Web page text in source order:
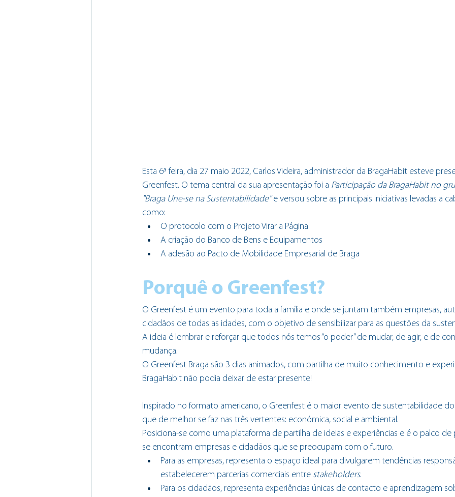
Esta 6ª feira, dia 27 maio 2022, Carlos Videira, administrador da BragaHabit esteve
Greenfest. O tema central da sua apresentação foi a Participação da BragaHabit no
"Braga Une-se na Sustentabilidade" e versou sobre as principais iniciativas levadas a
como:
O protocolo com o Projeto Virar a Página
A criação do Banco de Bens e Equipamentos
A adesão ao Pacto de Mobilidade Empresarial de Braga
Porquê o Greenfest?
O Greenfest é um evento para toda a família e onde se juntam também empresas,
cidadãos de todas as idades, com o objetivo de sensibilizar para as questões da
A ideia é lembrar e reforçar que todos nós temos “o poder” de mudar, de agir, e de
mudança.
O Greenfest Braga são 3 dias animados, com partilha de muito conhecimento e
BragaHabit não podia deixar de estar presente!
Inspirado no formato americano, o Greenfest é o maior evento de sustentabilidade
que de melhor se faz nas três vertentes: económica, social e ambiental.
Posiciona-se como uma plataforma de partilha de ideias e experiências e é o palco
se encontram empresas e cidadãos que se preocupam com o futuro.
Para as empresas, representa o espaço ideal para divulgarem tendências
estabelecerem parcerias comerciais entre stakeholders.
Para os cidadãos, representa experiências únicas de contacto e aprendizagem